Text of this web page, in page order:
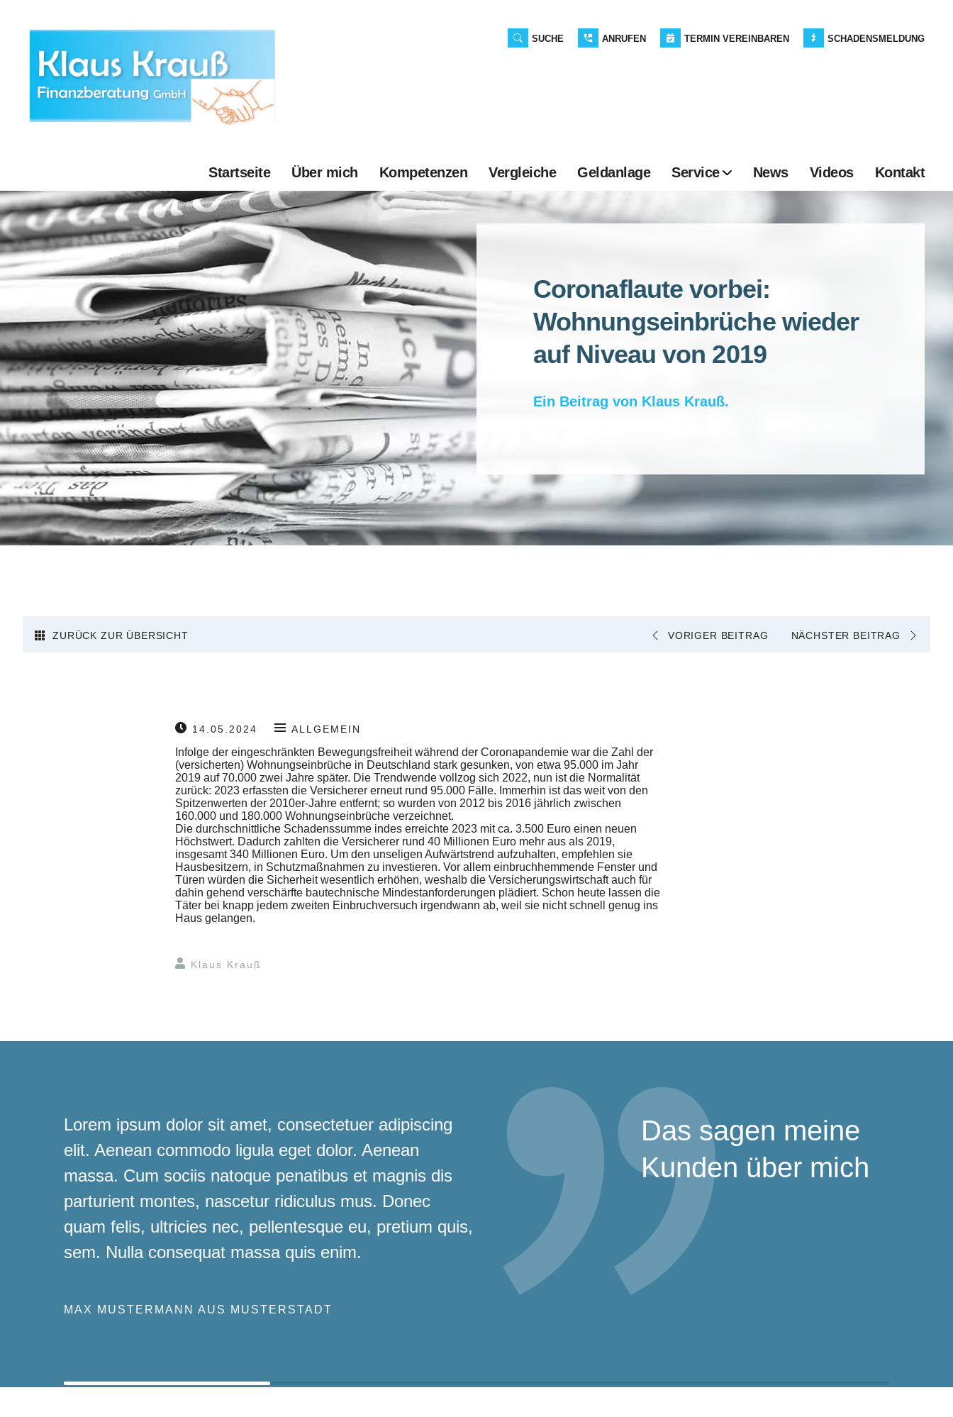
SUCHE ANRUFEN TERMIN VEREINBAREN SCHADENSMELDUNG
Startseite Über mich Kompetenzen Vergleiche Geldanlage Service News Videos Kontakt
Coronaflaute vorbei:
Wohnungseinbrüche wieder
auf Niveau von 2019
Ein Beitrag von Klaus Krauß.
ZURÜCK ZUR ÜBERSICHT VORIGER BEITRAG NÄCHSTER BEITRAG
14.05.2024 ALLGEMEIN
Infolge der eingeschränkten Bewegungsfreiheit während der Coronapandemie war die Zahl der
(versicherten) Wohnungseinbrüche in Deutschland stark gesunken, von etwa 95.000 im Jahr
2019 auf 70.000 zwei Jahre später. Die Trendwende vollzog sich 2022, nun ist die Normalität
zurück: 2023 erfassten die Versicherer erneut rund 95.000 Fälle. Immerhin ist das weit von den
Spitzenwerten der 2010er-Jahre entfernt; so wurden von 2012 bis 2016 jährlich zwischen
160.000 und 180.000 Wohnungseinbrüche verzeichnet.
Die durchschnittliche Schadenssumme indes erreichte 2023 mit ca. 3.500 Euro einen neuen
Höchstwert. Dadurch zahlten die Versicherer rund 40 Millionen Euro mehr aus als 2019,
insgesamt 340 Millionen Euro. Um den unseligen Aufwärtstrend aufzuhalten, empfehlen sie
Hausbesitzern, in Schutzmaßnahmen zu investieren. Vor allem einbruchhemmende Fenster und
Türen würden die Sicherheit wesentlich erhöhen, weshalb die Versicherungswirtschaft auch für
dahin gehend verschärfte bautechnische Mindestanforderungen plädiert. Schon heute lassen die
Täter bei knapp jedem zweiten Einbruchversuch irgendwann ab, weil sie nicht schnell genug ins
Haus gelangen.
Klaus Krauß
Das sagen meine
Kunden über mich
Lorem ipsum dolor sit amet, consectetuer adipiscing
elit. Aenean commodo ligula eget dolor. Aenean
massa. Cum sociis natoque penatibus et magnis dis
parturient montes, nascetur ridiculus mus. Donec
quam felis, ultricies nec, pellentesque eu, pretium quis,
sem. Nulla consequat massa quis enim.
MAX MUSTERMANN AUS MUSTERSTADT